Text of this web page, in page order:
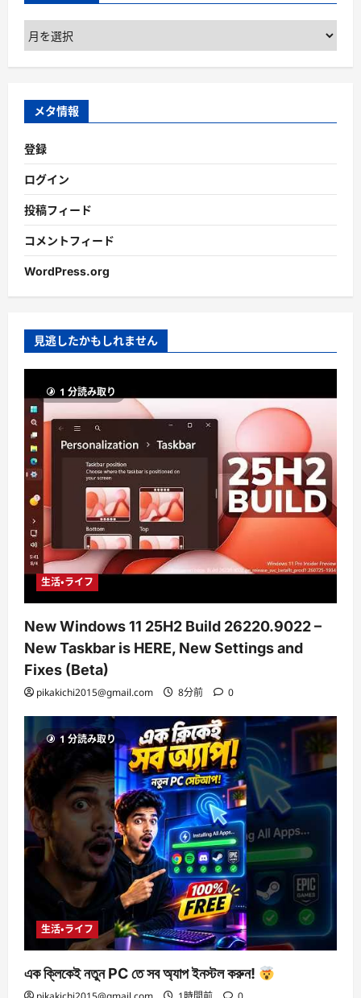
ア
ー
カ
ブ
メタ情報
登録
ログイン
投稿フィード
コメントフィード
WordPress.org
見逃したかもしれません
1 分読み取り
生活・ライフ
New Windows 11 25H2 Build 26220.9022 –
New Taskbar is HERE, New Settings and
Fixes (Beta)
pikakichi2015@gmail.com 8分前 0
1 分読み取り
生活・ライフ
এক ক্লিকেই নতুন PC তে সব অ্যাপ ইনস্টল করুন!